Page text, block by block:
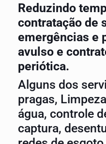
Reduzindo
contratação de
emergências e
avulso e
periótica.
Alguns dos
pragas,
água, controle
captura,